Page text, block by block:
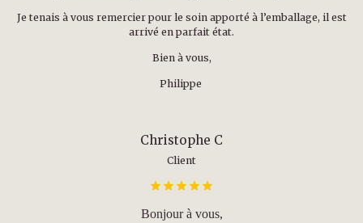
Je tenais à vous remercier pour le soin apporté à l’emballage, il est
arrivé en parfait état.
Bien à vous,
Philippe
Christophe C
Client
Bonjour à vous,